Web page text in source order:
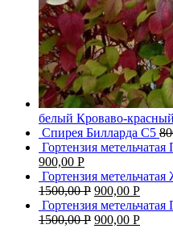
белый Кроваво-
Спирея Билларда С5
Гортензия
900,00 Р
Гортензия
1500,00Р 900,00 Р
Гортензия
1500,00Р 900,00 Р